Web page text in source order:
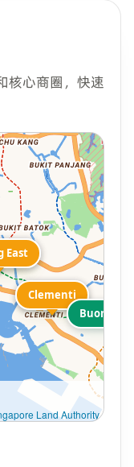
核心商圈，快速
East
Clementi
Buona
East
Clementi
Land Authority